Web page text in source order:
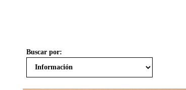
Buscar por: